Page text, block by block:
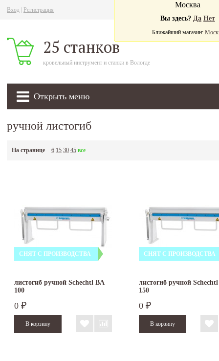
Вход Регистрация
25 станков
кровельный инструмент и станки в Вологде
Открыть меню
Москва
Вы здесь? Да Нет
Ближайший магазин:
ручной листогиб
На странице 6 15 30 45 все
СНЯТ С ПРОИЗВОДСТВА
листогиб ручной Schechtl BA
100
0 ₽
СНЯТ С ПРОИЗВОДСТВА
листогиб ручной
150
0 ₽